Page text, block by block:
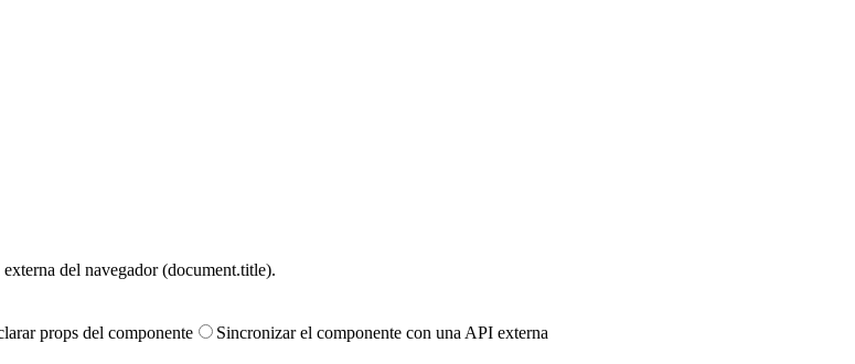
del navegador (document.title).
props del componente Sincronizar el componente con una API externa